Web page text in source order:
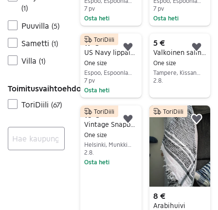
(1)
Puuvilla (5)
Sametti (1)
Villa (1)
Toimitusvaihtoehdot
ToriDiili (67)
7 pv
Osta heti
7 pv
Osta heti
19 €
One size
7 pv
Osta heti
ToriDiili
Lisää suosikiksi.
5 €
One size
Tampere, Kissanmaa, Pirkanmaa
2.8.
10 €
One size
2.8.
Osta heti
ToriDiili
Lisää suosikiksi.
8 €
Arabihuivi
ToriDiili